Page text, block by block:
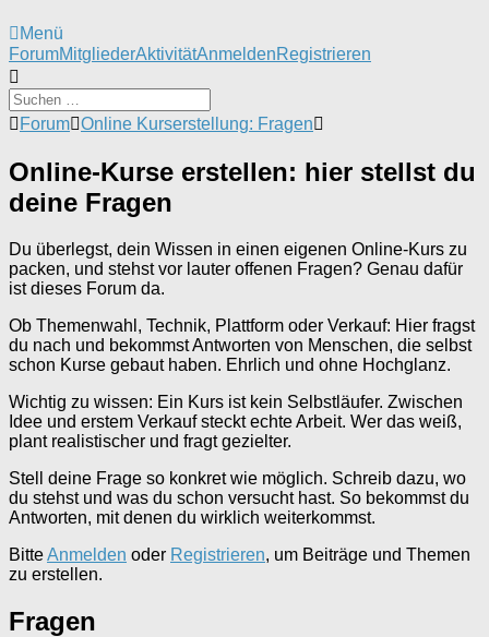
Menü
Forum-
Navigation
ForumMitgliederAktivitätAnmeldenRegistrieren
Forum-
Du
bist
hier:
Forum Online Kurserstellung: Fragen
Online-Kurse erstellen: hier stellst du
deine Fragen
Du überlegst, dein Wissen in einen eigenen Online-Kurs zu
packen, und stehst vor lauter offenen Fragen? Genau dafür
ist dieses Forum da.
Ob Themenwahl, Technik, Plattform oder Verkauf: Hier fragst
du nach und bekommst Antworten von Menschen, die selbst
schon Kurse gebaut haben. Ehrlich und ohne Hochglanz.
Wichtig zu wissen: Ein Kurs ist kein Selbstläufer. Zwischen
Idee und erstem Verkauf steckt echte Arbeit. Wer das weiß,
plant realistischer und fragt gezielter.
Stell deine Frage so konkret wie möglich. Schreib dazu, wo
du stehst und was du schon versucht hast. So bekommst du
Antworten, mit denen du wirklich weiterkommst.
BitteAnmelden oder Registrieren, um Beiträge und Themen
zu erstellen.
Fragen